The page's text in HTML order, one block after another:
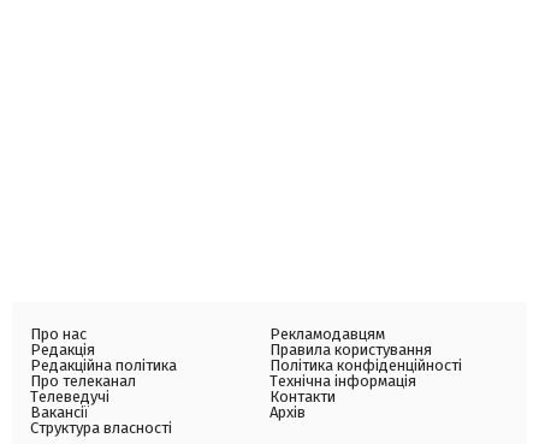
Про нас
Редакція
Редакційна політика
Про телеканал
Телеведучі
Вакансії
Структура власності
Рекламодавцям
Правила користування
Політика конфіденційності
Технічна інформація
Контакти
Архів